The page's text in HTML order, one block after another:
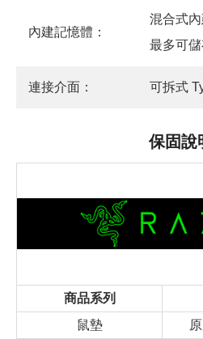
內建記憶體：
混合式
最多可
連接介面： 可拆式
保固說
商品系列
鼠墊